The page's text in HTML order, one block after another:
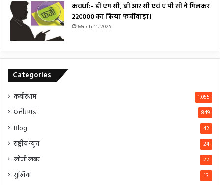
कवर्धा:- डी एम सी, बी आर सी एवं ए पी सी ने मिलकर
₹220000 का किया फर्जीवाड़ा।
March 11, 2025
Categories
कबीरधाम 1,055
छत्तीसगढ़ 849
Blog 42
राष्ट्रीय न्यूज 24
खोजी खबर 22
सुर्खियां 13